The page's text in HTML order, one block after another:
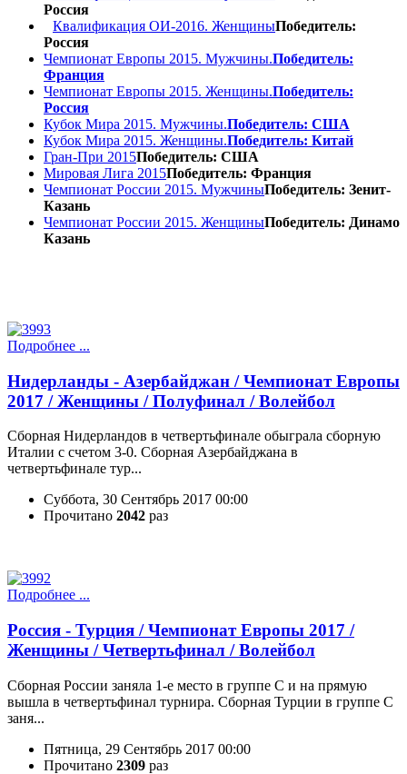
Россия
Квалификация ОИ-2016. ЖенщиныПобедитель:
Россия
Чемпионат Европы 2015. Мужчины.Победитель:
Франция
Чемпионат Европы 2015. Женщины.Победитель:
Россия
Кубок Мира 2015. Мужчины.Победитель: США
Кубок Мира 2015. Женщины.Победитель: Китай
Гран-При 2015Победитель: США
Мировая Лига 2015Победитель: Франция
Чемпионат России 2015. МужчиныПобедитель: Зенит-
Казань
Чемпионат России 2015. ЖенщиныПобедитель: Динамо
Казань
Подробнее ...
Нидерланды - Азербайджан / Чемпионат Европы
2017 / Женщины / Полуфинал / Волейбол
Сборная Нидерландов в четвертьфинале обыграла сборную
Италии с счетом 3-0. Сборная Азербайджана в
четвертьфинале тур...
Суббота, 30 Сентябрь 2017 00:00
Прочитано 2042 раз
Подробнее ...
Россия - Турция / Чемпионат Европы 2017 /
Женщины / Четвертьфинал / Волейбол
Сборная России заняла 1-е место в группе C и на прямую
вышла в четвертьфинал турнира. Сборная Турции в группе C
заня...
Пятница, 29 Сентябрь 2017 00:00
Прочитано 2309 раз